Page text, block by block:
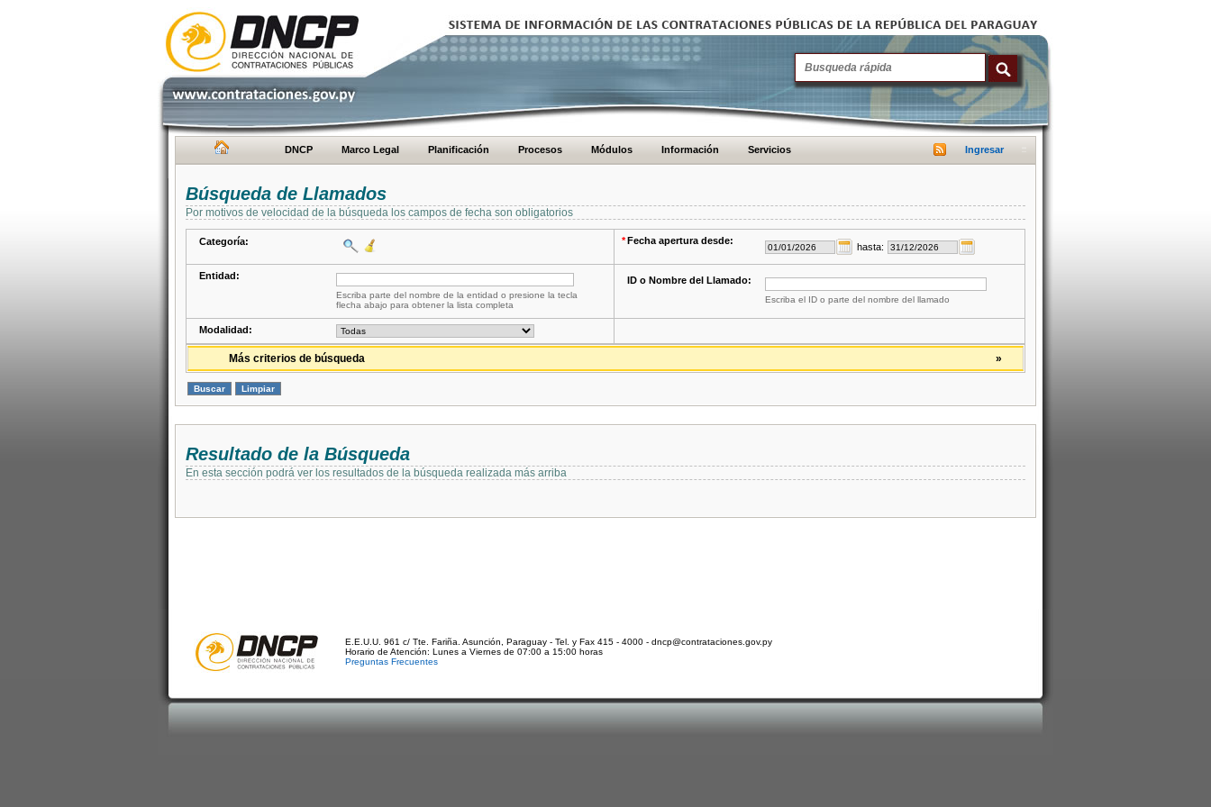
DNCP Marco Legal Planificación Procesos Módulos Información Servicios Ingresar
Búsqueda de Llamados
Por motivos de velocidad de la búsqueda los campos de fecha son obligatorios
Categoría: *Fecha apertura desde:
hasta:
Entidad:
Escriba parte del nombre de la entidad o presione la tecla
flecha abajo para obtener la lista completa
ID o Nombre del Llamado:
Escriba el ID o parte del nombre del llamado
Modalidad:
»
Más criterios de búsqueda
Resultado de la Búsqueda
En esta sección podrá ver los resultados de la búsqueda realizada más arriba
E.E.U.U. 961 c/ Tte. Fariña. Asunción, Paraguay - Tel. y Fax 415 - 4000 - dncp@contrataciones.gov.py
Horario de Atención: Lunes a Viernes de 07:00 a 15:00 horas
Preguntas Frecuentes